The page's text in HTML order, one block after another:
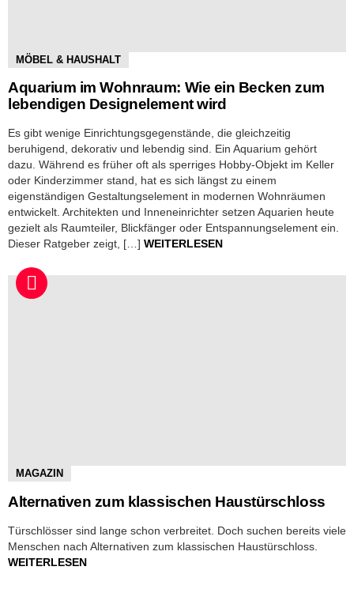
MÖBEL & HAUSHALT
Aquarium im Wohnraum: Wie ein Becken zum
lebendigen Designelement wird
Es gibt wenige Einrichtungsgegenstände, die gleichzeitig
beruhigend, dekorativ und lebendig sind. Ein Aquarium gehört
dazu. Während es früher oft als sperriges Hobby-Objekt im Keller
oder Kinderzimmer stand, hat es sich längst zu einem
eigenständigen Gestaltungselement in modernen Wohnräumen
entwickelt. Architekten und Inneneinrichter setzen Aquarien heute
gezielt als Raumteiler, Blickfänger oder Entspannungselement ein.
Dieser Ratgeber zeigt, […] WEITERLESEN
MAGAZIN
Alternativen zum klassischen Haustürschloss
Türschlösser sind lange schon verbreitet. Doch suchen bereits viele
Menschen nach Alternativen zum klassischen Haustürschloss.
WEITERLESEN